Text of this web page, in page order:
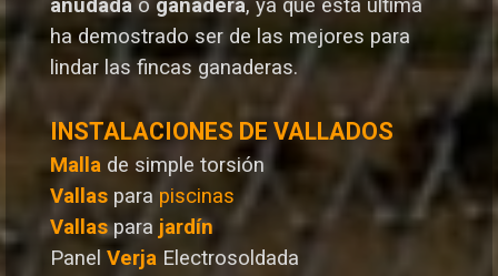
anudada o ganadera, ya que esta última
ha demostrado ser de las mejores para
lindar las fincas ganaderas.
INSTALACIONES DE VALLADOS
Malla de simple torsión
Vallas para piscinas
Vallaspara jardín
Panel Verja Electrosoldada